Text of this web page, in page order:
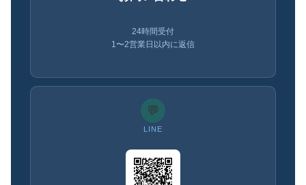
24時間受付
1〜2営業日以内に返信
💬
LINE